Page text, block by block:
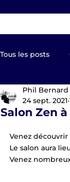
Tous les posts
Kyudo TV
Equipe de
Salon Zen
Phil Bernard
24 sept. 2021
Venez découvrir
Le salon aura
Venez